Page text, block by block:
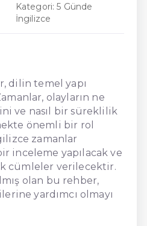
Kategori: 5 Günde
İngilizce
dilin temel yapı
olayların ne
ve nasıl bir süreklilik
önemli bir rol
zamanlar
inceleme yapılacak ve
cümleler verilecektir.
olan bu rehber,
yardımcı olmayı